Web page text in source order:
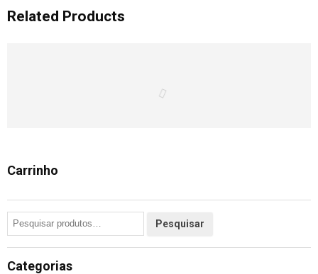
Related Products
Carrinho
Categorias